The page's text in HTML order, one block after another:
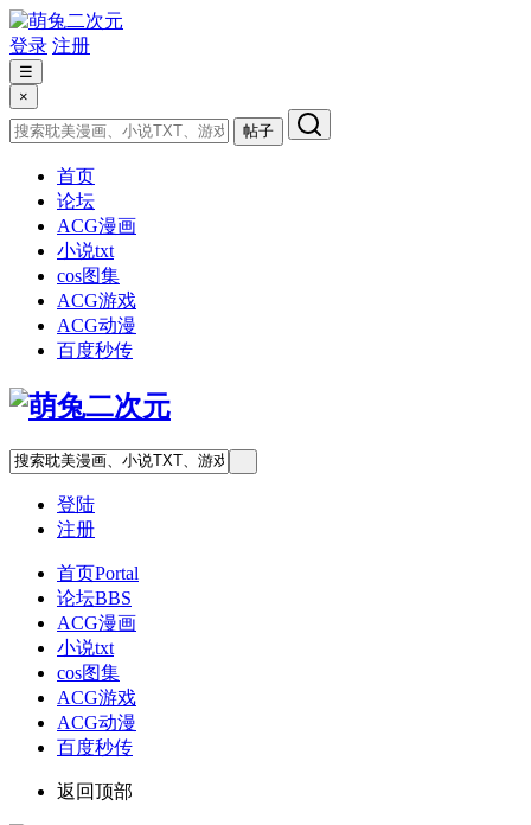
登录 注册
☰
×
帖子
首页
论坛
ACG漫画
小说txt
cos图集
ACG游戏
ACG动漫
百度秒传
登陆
注册
首页Portal
论坛BBS
ACG漫画
小说txt
cos图集
ACG游戏
ACG动漫
百度秒传
返回顶部